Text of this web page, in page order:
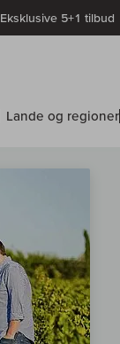
Eksklusive 5+1
Lande og regioner